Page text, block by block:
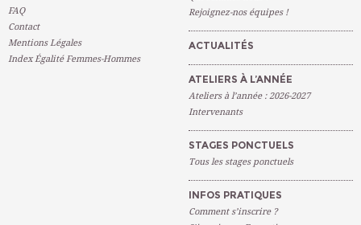
LIEU
INTERVENANT (E) DESCAMPS Valérie
PLACES DISPONIBLES Complet
FAQ
Contact
Mentions Légales
Index Égalité Femmes-Hommes
Rejoignez-nos équipes !
ACTUALITÉS
ATELIERS À L’ANNÉE
Ateliers à l’année : 2026-2027
Intervenants
STAGES PONCTUELS
Tous les stages ponctuels
INFOS PRATIQUES
Comment s’inscrire ?